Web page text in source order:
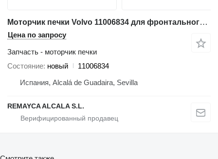
Моторчик печки Volvo 11006834 для фронтального погрузчика Volvo L120; L180; A35D; EC340
Цена по запросу
Запчасть - моторчик печки
Состояние новый
11006834
Испания, Alcalá de Guadaira, Sevilla
REMAYCA ALCALA S.L.